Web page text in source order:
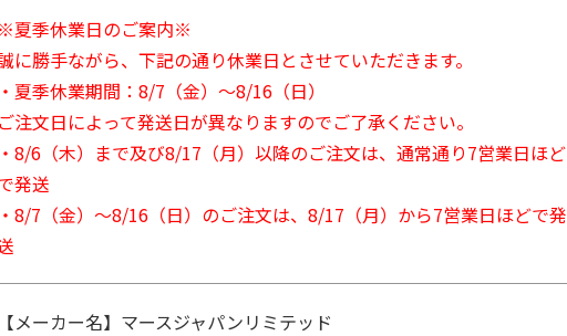
※夏季休業日のご案内※
に勝手ながら、下記の通り休業日とさせていただきます。
・夏季休業期間：8/7（金）～8/16（日）
ご注文日によって発送日が異なりますのでご了承ください。
・8/6（木）まで及び8/17（月）以降のご注文は、通常通り7営業日ほど
発送
・8/7（金）～8/16（日）のご注文は、8/17（月）から7営業日ほどで発
【メーカー名】マースジャパンリミテッド